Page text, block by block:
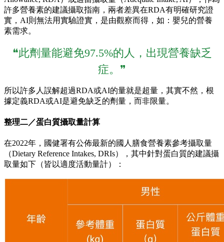
許多營養素的建議攝取指南，兩者差異在RDA有明確研究證
實，AI則無法用實驗證實，是由觀察而得，如：嬰兒的營養
素需求。
❝此劑量能避免97.5%的人，出現營養缺乏
症。❞
所以許多人誤解超過RDA或AI的量就是超量，其實不然，根
據定義RDA或AI是避免缺乏的劑量，而非限量。
整理二／蛋白質攝取量計算
在2022年，國健署有公佈最新的國人膳食營養素參考攝取量
（Dietary Reference Intakes, DRIs），其中針對蛋白質的建議攝
取量如下（皆以適度活動量計）：